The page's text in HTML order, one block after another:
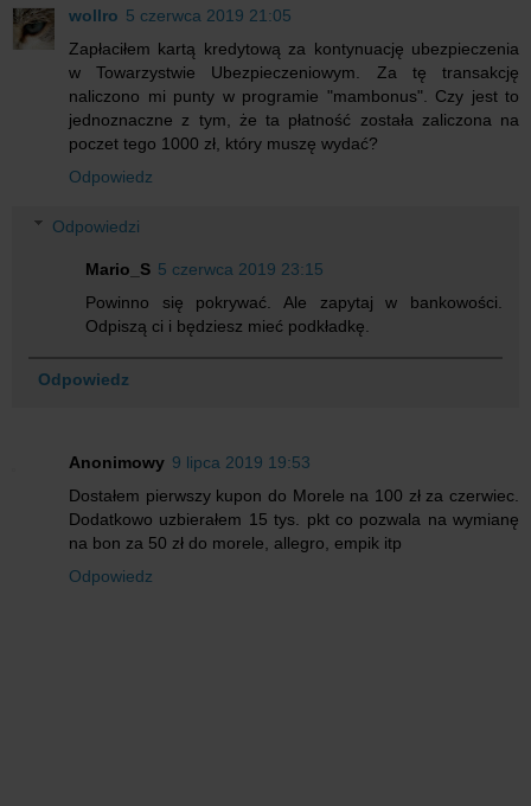
wollro 5 czerwca 2019 21:05
Zapłaciłem kartą kredytową za kontynuację ubezpieczenia
w Towarzystwie Ubezpieczeniowym. Za tę transakcję
naliczono mi punty w programie "mambonus". Czy jest to
jednoznaczne z tym, że ta płatność została zaliczona na
poczet tego 1000 zł, który muszę wydać?
Odpowiedz
Odpowiedzi
Mario_S 5 czerwca 2019 23:15
Powinno się pokrywać. Ale zapytaj w bankowości.
Odpiszą ci i będziesz mieć podkładkę.
Odpowiedz
Anonimowy 9 lipca 2019 19:53
Dostałem pierwszy kupon do Morele na 100 zł za czerwiec.
Dodatkowo uzbierałem 15 tys. pkt co pozwala na wymianę
na bon za 50 zł do morele, allegro, empik itp
Odpowiedz